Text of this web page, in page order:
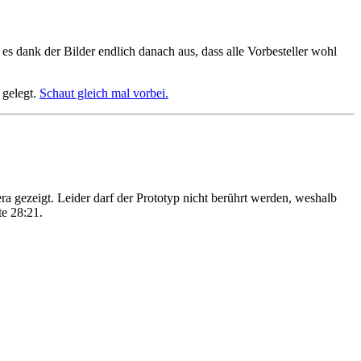
dank der Bilder endlich danach aus, dass alle Vorbesteller wohl
Schaut gleich mal vorbei.
gezeigt. Leider darf der Prototyp nicht berührt werden, weshalb
28:21.